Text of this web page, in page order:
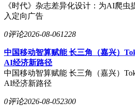
《时代》杂志差异化设计：为AI爬虫
入定向广告
0评论2026-08-061228
中国移动智算赋能 长三角（嘉兴）
AI经济新路径
中国移动智算赋能 长三角（嘉兴）
AI经济新路径
0评论2026-08-052300